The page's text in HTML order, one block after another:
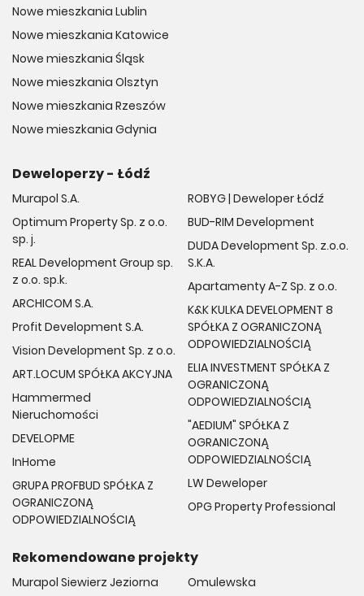
Nowe mieszkania Lublin
Nowe mieszkania Katowice
Nowe mieszkania Śląsk
Nowe mieszkania Olsztyn
Nowe mieszkania Rzeszów
Nowe mieszkania Gdynia
Deweloperzy - Łódź
Murapol S.A.
Optimum Property Sp. z o.o.
sp. j.
REAL Development Group sp.
z o.o. sp.k.
ARCHICOM S.A.
Profit Development S.A.
Vision Development Sp. z o.o.
ART.LOCUM SPÓŁKA AKCYJNA
Hammermed
Nieruchomości
DEVELOPME
InHome
GRUPA PROFBUD SPÓŁKA Z
OGRANICZONĄ
ODPOWIEDZIALNOŚCIĄ
ROBYG | Deweloper Łódź
BUD-RIM Development
DUDA Development Sp. z.o.o.
S.K.A.
Apartamenty A-Z Sp. z o.o.
K&K KULKA DEVELOPMENT 8
SPÓŁKA Z OGRANICZONĄ
ODPOWIEDZIALNOŚCIĄ
ELIA INVESTMENT SPÓŁKA Z
OGRANICZONĄ
ODPOWIEDZIALNOŚCIĄ
"AEDIUM" SPÓŁKA Z
OGRANICZONĄ
ODPOWIEDZIALNOŚCIĄ
LW Deweloper
OPG Property Professional
Rekomendowane projekty
Murapol Siewierz Jeziorna
Omulewska